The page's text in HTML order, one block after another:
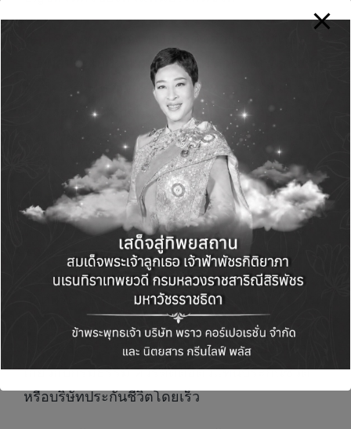
ร้องผลประโยชน์ตามกรมธรรม์
ควรแจ้งช่องทางการติดต่อบริษัท รวมถึงขั้นตอน
การเรียกร้องผลประโยชน์ตามกรมธรรม์ประกัน
ชีวิตให้ผู้ซื้อทราบ เพื่อให้สามารถใช้สิทธิได้อย่าง
ถูกต้องเมื่อเกิดเหตุ
ข้อที่ 10 ตรวจสอบรายละเอียดกรมธรรม์ประกัน
ชีวิตเมื่อได้รับเอกสารเมื่อได้รับกรมธรรม์ประกัน
ชีวิตแล้ว ผู้ซื้อควรตรวจสอบรายละเอียดว่าถูกต้อง
และเป็นไปตามการเสนอขายจากตัวแทนประกัน
ชีวิตหรือไม่ หากไม่เป็นไปตามที่เสนอขาย สามารถ
ใช้สิทธิยกเลิกได้ภายในระยะเวลาที่กำหนดไว้
ในกรมธรรม์ ทั้งนี้ หากพบข้อสงสัยหรือข้อผิดพลาด
เกี่ยวกับกรมธรรม์ ควรติดต่อตัวแทนประกันชีวิต
หรือบริษัทประกันชีวิตโดยเร็ว